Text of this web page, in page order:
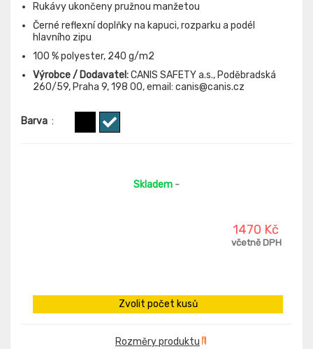
Rukávy ukončeny pružnou manžetou
Černé reflexní doplňky na kapuci, rozparku a podél
hlavního zipu
100 % polyester, 240 g/m2
Výrobce / Dodavatel:CANIS SAFETY a.s., Poděbradská
260/59, Praha 9, 198 00, email: canis@canis.cz
Barva :
Skladem -
1470 Kč
včetně DPH
Zvolit počet kusů
Rozměry produktu